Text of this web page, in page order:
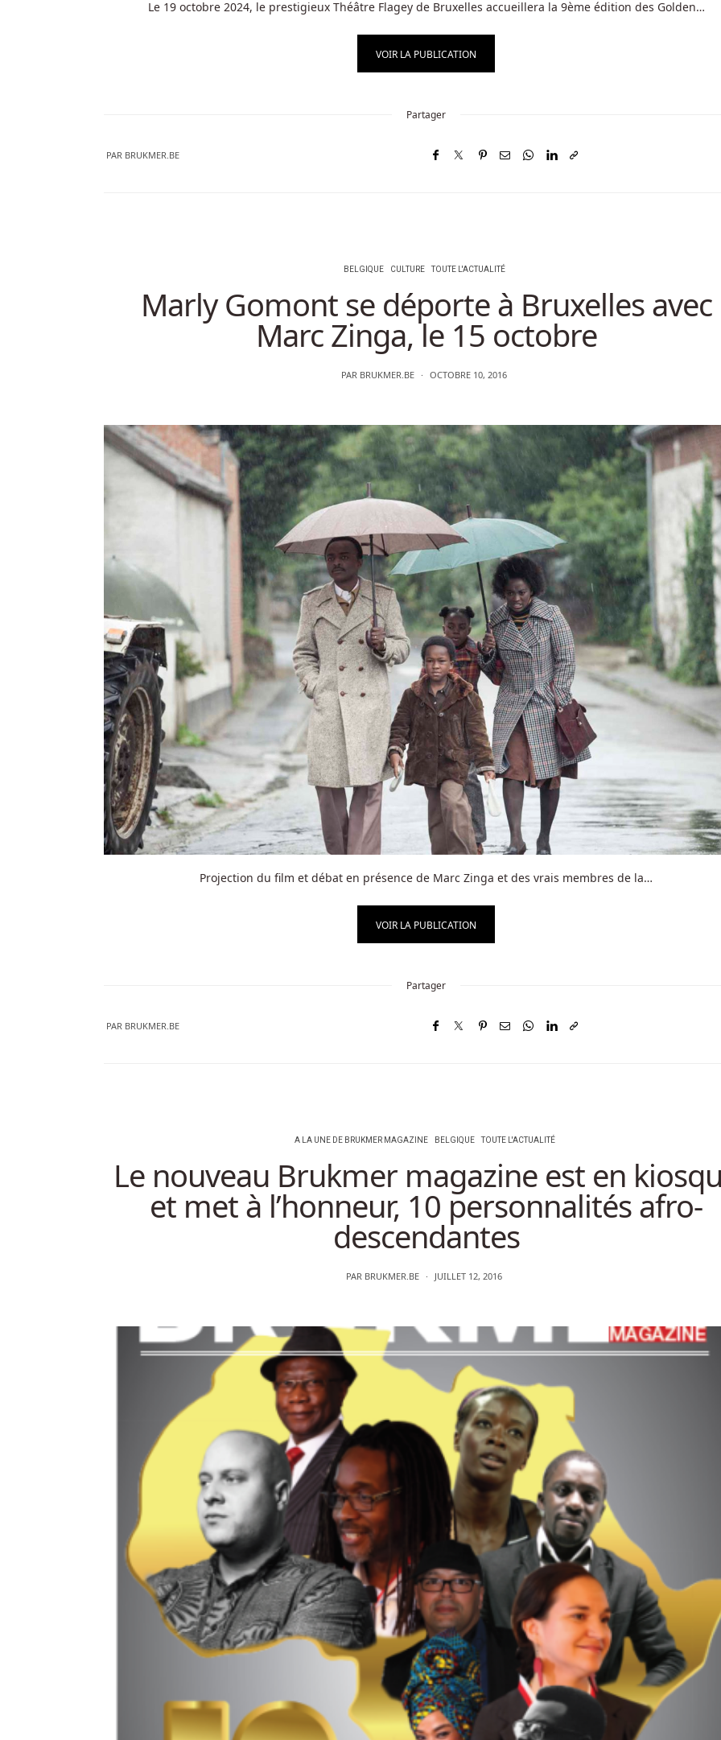
Le 19 octobre 2024, le prestigieux Théâtre Flagey de Bruxelles accueillera la 9ème édition des Golden…
VOIR LA PUBLICATION
Partager
PAR BRUKMER.BE
BELGIQUE CULTURE TOUTE L'ACTUALITÉ
Marly Gomont se déporte à Bruxelles avec
Marc Zinga, le 15 octobre
PAR BRUKMER.BE OCTOBRE 10, 2016
Projection du film et débat en présence de Marc Zinga et des vrais membres de la…
VOIR LA PUBLICATION
Partager
PAR BRUKMER.BE
A LA UNE DE BRUKMER MAGAZINE BELGIQUE TOUTE L'ACTUALITÉ
Le nouveau Brukmer magazine est en
et met à l’honneur, 10 personnalités afro-
descendantes
PAR BRUKMER.BE JUILLET 12, 2016